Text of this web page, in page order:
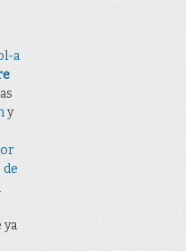
a
y
ya